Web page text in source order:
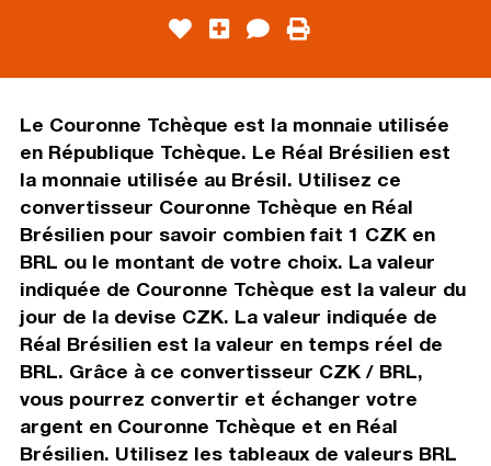
Le Couronne Tchèque est la monnaie utilisée
en République Tchèque. Le Réal Brésilien est
la monnaie utilisée au Brésil. Utilisez ce
convertisseur Couronne Tchèque en Réal
Brésilien pour savoir combien fait 1 CZK en
BRL ou le montant de votre choix. La valeur
indiquée de Couronne Tchèque est la valeur du
jour de la devise CZK. La valeur indiquée de
Réal Brésilien est la valeur en temps réel de
BRL. Grâce à ce convertisseur CZK / BRL,
vous pourrez convertir et échanger votre
argent en Couronne Tchèque et en Réal
Brésilien. Utilisez les tableaux de valeurs BRL